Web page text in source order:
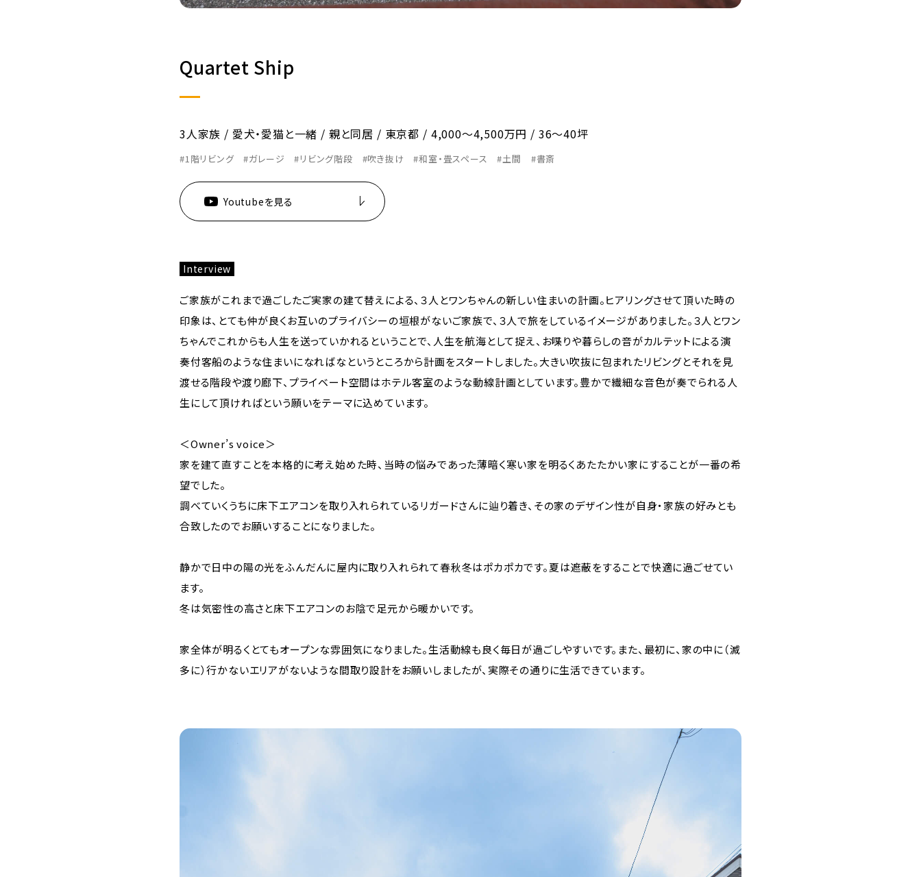
Quartet Ship
3人家族 愛犬・愛猫と一緒 親と同居 東京都 4,000〜4,500万円 36〜40坪
#1階リビング #ガレージ #リビング階段 #吹き抜け #和室・畳スペース #土間 #書斎
Youtubeを見る
Interview
ご家族がこれまで過ごしたご実家の建て替えによる、３人とワンちゃんの新しい住まいの計画。ヒアリングさせて頂いた時の
印象は、とても仲が良くお互いのプライバシーの垣根がないご家族で、３人で旅をしているイメージがありました。３人とワン
ちゃんでこれからも人生を送っていかれるということで、人生を航海として捉え、お喋りや暮らしの音がカルテットによる演
奏付客船のような住まいになればなというところから計画をスタートしました。大きい吹抜に包まれたリビングとそれを見
渡せる階段や渡り廊下、プライベート空間はホテル客室のような動線計画としています。豊かで繊細な音色が奏でられる人
生にして頂ければという願いをテーマに込めています。
＜Owner’s voice＞
家を建て直すことを本格的に考え始めた時、当時の悩みであった薄暗く寒い家を明るくあたたかい家にすることが一番の希
望でした。
調べていくうちに床下エアコンを取り入れられているリガードさんに辿り着き、その家のデザイン性が自身・家族の好みとも
合致したのでお願いすることになりました。
静かで日中の陽の光をふんだんに屋内に取り入れられて春秋冬はポカポカです。夏は遮蔽をすることで快適に過ごせてい
ます。
冬は気密性の高さと床下エアコンのお陰で足元から暖かいです。
家全体が明るくとてもオープンな雰囲気になりました。生活動線も良く毎日が過ごしやすいです。また、最初に、家の中に（滅
多に）行かないエリアがないような間取り設計をお願いしましたが、実際その通りに生活できています。